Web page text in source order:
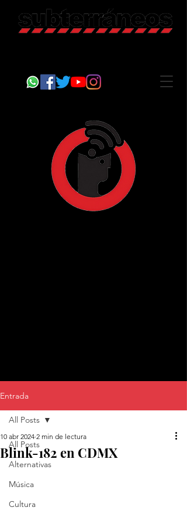
Entrada
All Posts
Alternativas
Música
Cultura
All Posts
Blink-182 en CDMX
10 abr 2024 2 min de lectura